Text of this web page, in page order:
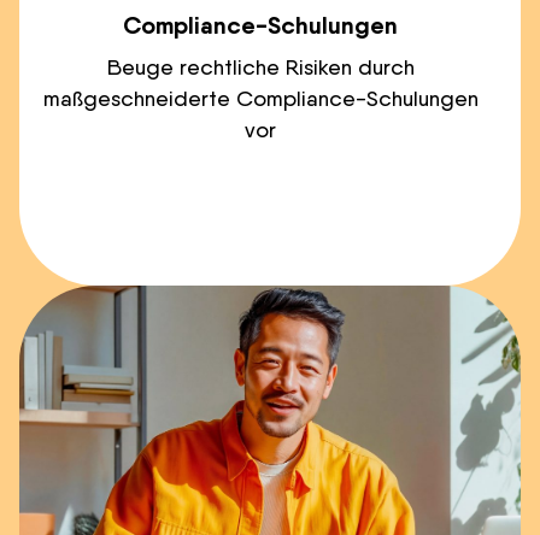
Compliance-Schulungen
Beuge rechtliche Risiken durch
maßgeschneiderte Compliance-Schulungen
vor